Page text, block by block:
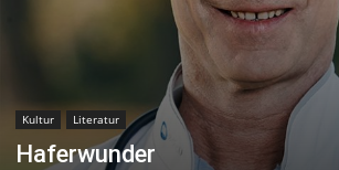
Kultur Literatur
Haferwunder